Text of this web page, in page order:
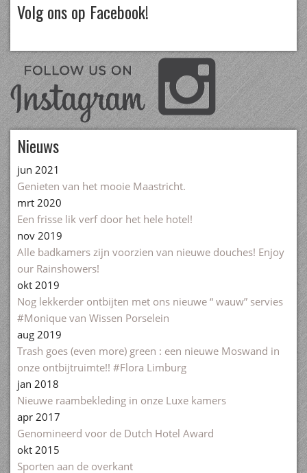
Volg ons op Facebook!
Nieuws
jun 2021
Genieten van het mooie Maastricht.
mrt 2020
Een frisse lik verf door het hele hotel!
nov 2019
Alle badkamers zijn voorzien van nieuwe douches! Enjoy
our Rainshowers!
okt 2019
Nog lekkerder ontbijten met ons nieuwe “ wauw” servies
#Monique van Wissen Porselein
aug 2019
Trash goes (even more) green : een nieuwe Moswand in
onze ontbijtruimte!! #Flora Limburg
jan 2018
Nieuwe raambekleding in onze Luxe kamers
apr 2017
Genomineerd voor de Dutch Hotel Award
okt 2015
Sporten aan de overkant